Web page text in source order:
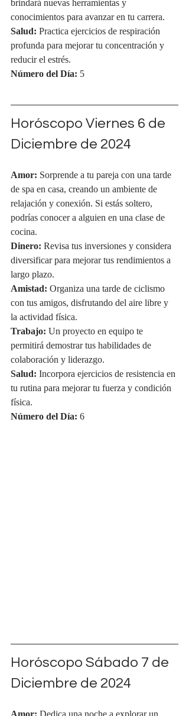
brindará nuevas herramientas y
conocimientos para avanzar en tu carrera.
Salud: Practica ejercicios de respiración
profunda para mejorar tu concentración y
reducir el estrés.
Número del Día: 5
Horóscopo Viernes 6 de
Diciembre de 2024
Amor: Sorprende a tu pareja con una tarde
de spa en casa, creando un ambiente de
relajación y conexión. Si estás soltero,
podrías conocer a alguien en una clase de
cocina.
Dinero: Revisa tus inversiones y considera
diversificar para mejorar tus rendimientos a
largo plazo.
Amistad: Organiza una tarde de ciclismo
con tus amigos, disfrutando del aire libre y
la actividad física.
Trabajo: Un proyecto en equipo te
permitirá demostrar tus habilidades de
colaboración y liderazgo.
Salud: Incorpora ejercicios de resistencia en
tu rutina para mejorar tu fuerza y condición
física.
Número del Día: 6
Horóscopo Sábado 7 de
Diciembre de 2024